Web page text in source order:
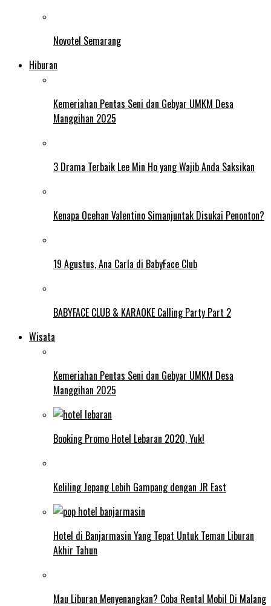
Novotel Semarang
Hiburan
Kemeriahan Pentas Seni dan Gebyar UMKM Desa
Manggihan 2025
3 Drama Terbaik Lee Min Ho yang Wajib Anda Saksikan
Kenapa Ocehan Valentino Simanjuntak Disukai Penonton?
19 Agustus, Ana Carla di BabyFace Club
BABYFACE CLUB & KARAOKE Calling Party Part 2
Wisata
Kemeriahan Pentas Seni dan Gebyar UMKM Desa
Manggihan 2025
Booking Promo Hotel Lebaran 2020, Yuk!
Keliling Jepang Lebih Gampang dengan JR East
Hotel di Banjarmasin Yang Tepat Untuk Teman Liburan
Akhir Tahun
Mau Liburan Menyenangkan? Coba Rental Mobil Di Malang